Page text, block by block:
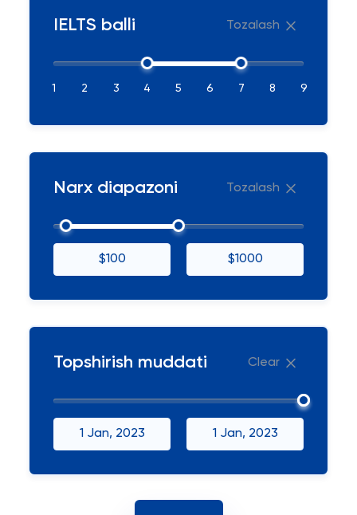
IELTS balli Tozalash
1 2 3 4 5 6 7 8 9
Narx diapazoni Tozalash
$100 $1000
Topshirish muddati Clear
1 Jan, 2023 1 Jan, 2023